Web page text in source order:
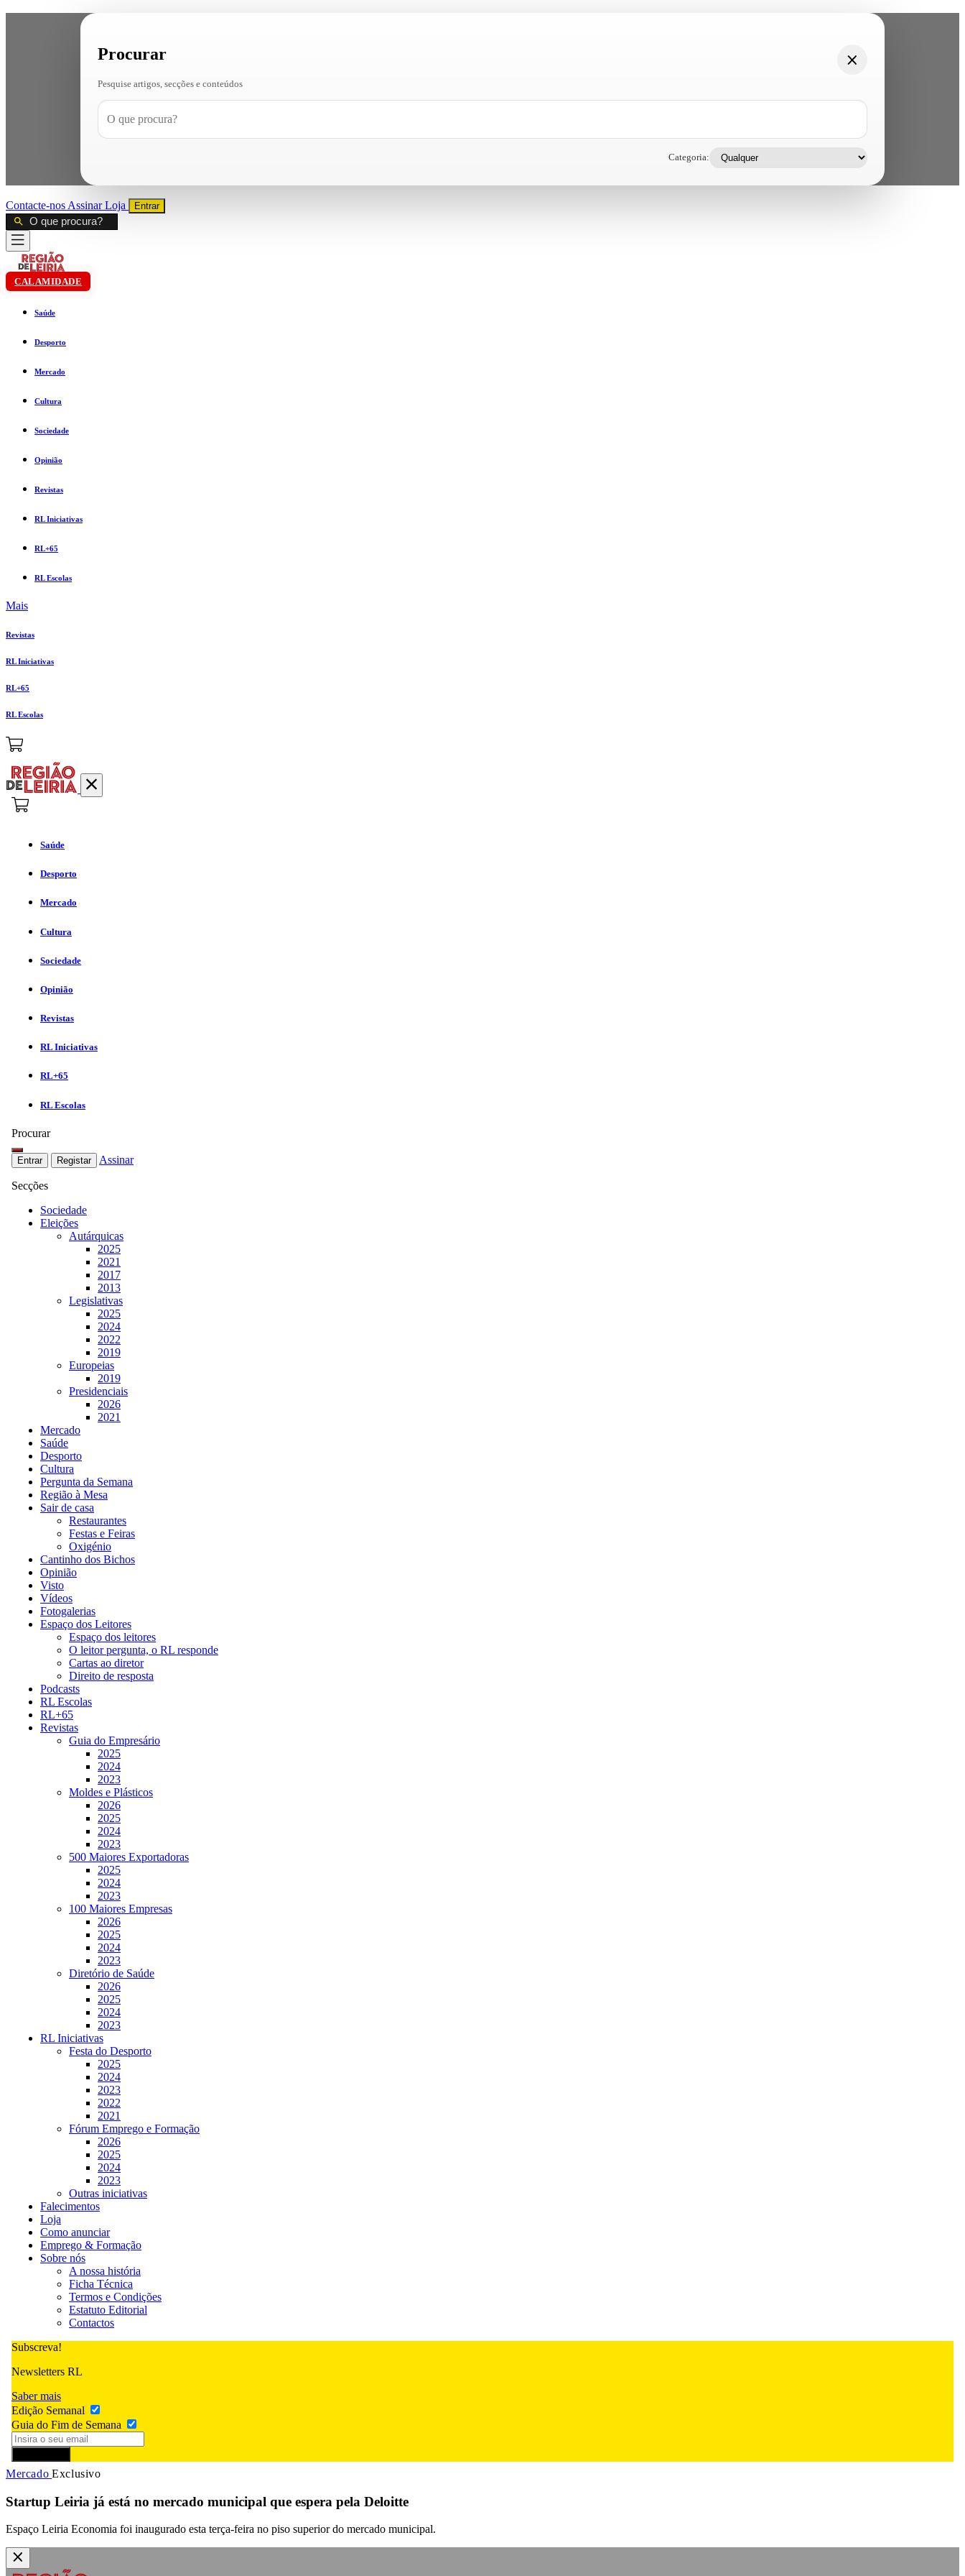
Procurar
Pesquise artigos, secções e conteúdos
Categoria:
Contacte-nos AssinarLoja Entrar
CALAMIDADE
Saúde
Desporto
Mercado
Cultura
Sociedade
Opinião
Revistas
RL Iniciativas
RL+65
RL Escolas
Mais
Revistas
RL Iniciativas
RL+65
RL Escolas
Saúde
Desporto
Mercado
Cultura
Sociedade
Opinião
Revistas
RL Iniciativas
RL+65
RL Escolas
Procurar
Entrar Registar Assinar
Secções
Sociedade
Eleições
Autárquicas
2025
2021
2017
2013
Legislativas
2025
2024
2022
2019
Europeias
2019
Presidenciais
2026
2021
Mercado
Saúde
Desporto
Cultura
Pergunta da Semana
Região à Mesa
Sair de casa
Restaurantes
Festas e Feiras
Oxigénio
Cantinho dos Bichos
Opinião
Visto
Vídeos
Fotogalerias
Espaço dos Leitores
Espaço dos leitores
O leitor pergunta, o RL responde
Cartas ao diretor
Direito de resposta
Podcasts
RL Escolas
RL+65
Revistas
Guia do Empresário
2025
2024
2023
Moldes e Plásticos
2026
2025
2024
2023
500 Maiores Exportadoras
2025
2024
2023
100 Maiores Empresas
2026
2025
2024
2023
Diretório de Saúde
2026
2025
2024
2023
RL Iniciativas
Festa do Desporto
2025
2024
2023
2022
2021
Fórum Emprego e Formação
2026
2025
2024
2023
Outras iniciativas
Falecimentos
Loja
Como anunciar
Emprego & Formação
Sobre nós
A nossa história
Ficha Técnica
Termos e Condições
Estatuto Editorial
Contactos
Subscreva!
Newsletters RL
Saber mais
Edição Semanal
Guia do Fim de Semana
Mercado Exclusivo
Startup Leiria já está no mercado municipal que espera pela Deloitte
Espaço Leiria Economia foi inaugurado esta terça-feira no piso superior do mercado municipal.